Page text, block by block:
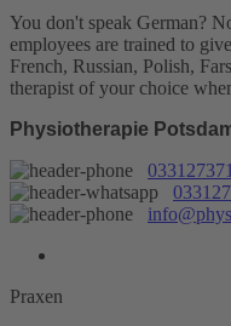
You don't speak German?
employees are trained to
French, Russian, Polish,
therapist of your choice
Physiotherapie
Praxen